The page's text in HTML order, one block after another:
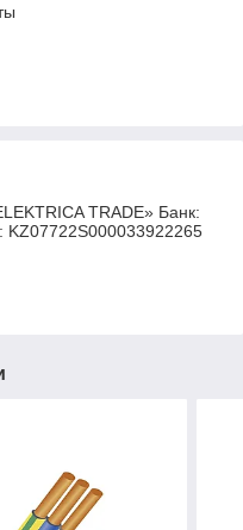
TRADE» Банк: